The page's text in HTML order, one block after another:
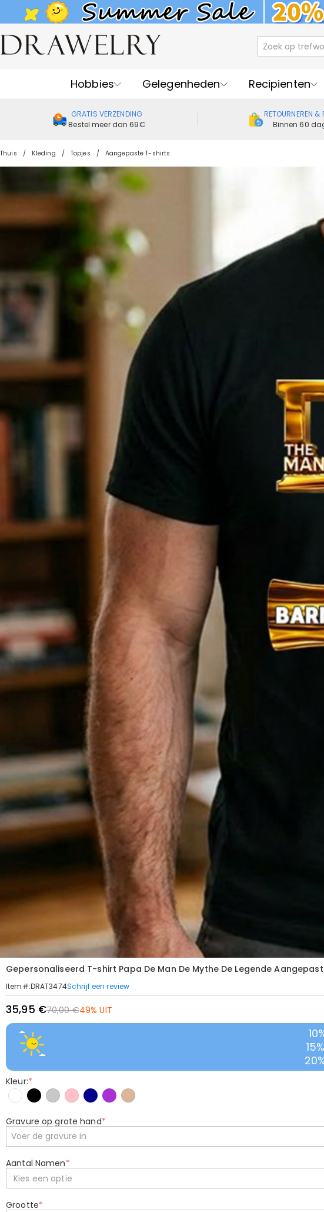
Hobbies Gelegenheden Recipienten
GRATIS VERZENDING
Bestel meer dan 69€
RETOURNEREN &
Binnen 60
Thuis Kleding Topjes Aangepaste T-shirts
Gepersonaliseerd T-shirt Papa De Man De Mythe De Legende
Item#:DRAT3474Schrijf een review
35,95 €70,00 €49% UIT
Kleur:*
Gravure op grote hand*
Aantal Namen*
Kies een optie
Grootte*